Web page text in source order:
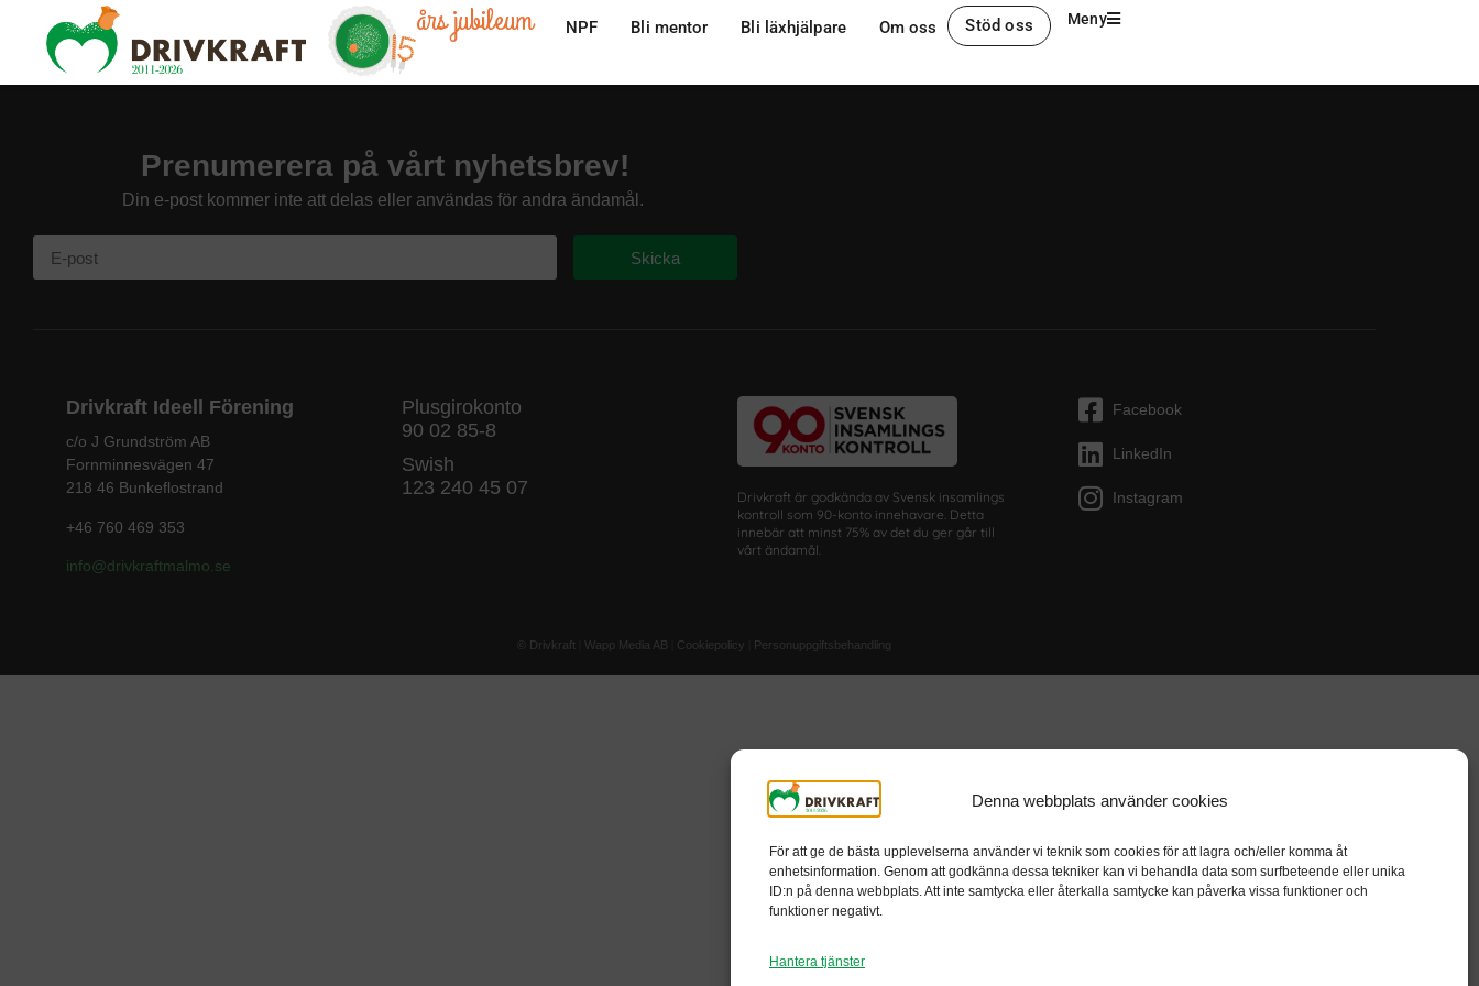
Denna webbplats använder cookies
För att ge de bästa upplevelserna använder vi teknik som cookies för att lagra och/eller komma åt
enhetsinformation. Genom att godkänna dessa tekniker kan vi behandla data som surfbeteende eller unika
ID:n på denna webbplats. Att inte samtycka eller återkalla samtycke kan påverka vissa funktioner och
funktioner negativt.
Hantera tjänster
års jubileum NPF Bli mentor Bli läxhjälpare Om oss Stöd oss Meny
Prenumerera på vårt nyhetsbrev!
Din e-post kommer inte att delas eller användas för andra ändamål.
Skicka
Drivkraft Ideell Förening
c/o J Grundström AB
Fornminnesvägen 47
218 46 Bunkeflostrand
+46 760 469 353
info@drivkraftmalmo .se
Plusgirokonto
90 02 85-8
Swish
123 240 45 07
Drivkraft är godkända av Svensk insamlings
kontroll som 90-konto innehavare. Detta
innebär att minst 75% av det du ger går till
vårt ändamål.
Facebook
LinkedIn
Instagram
© Drivkraft Wapp Media AB Cookiepolicy Personuppgiftsbehandling